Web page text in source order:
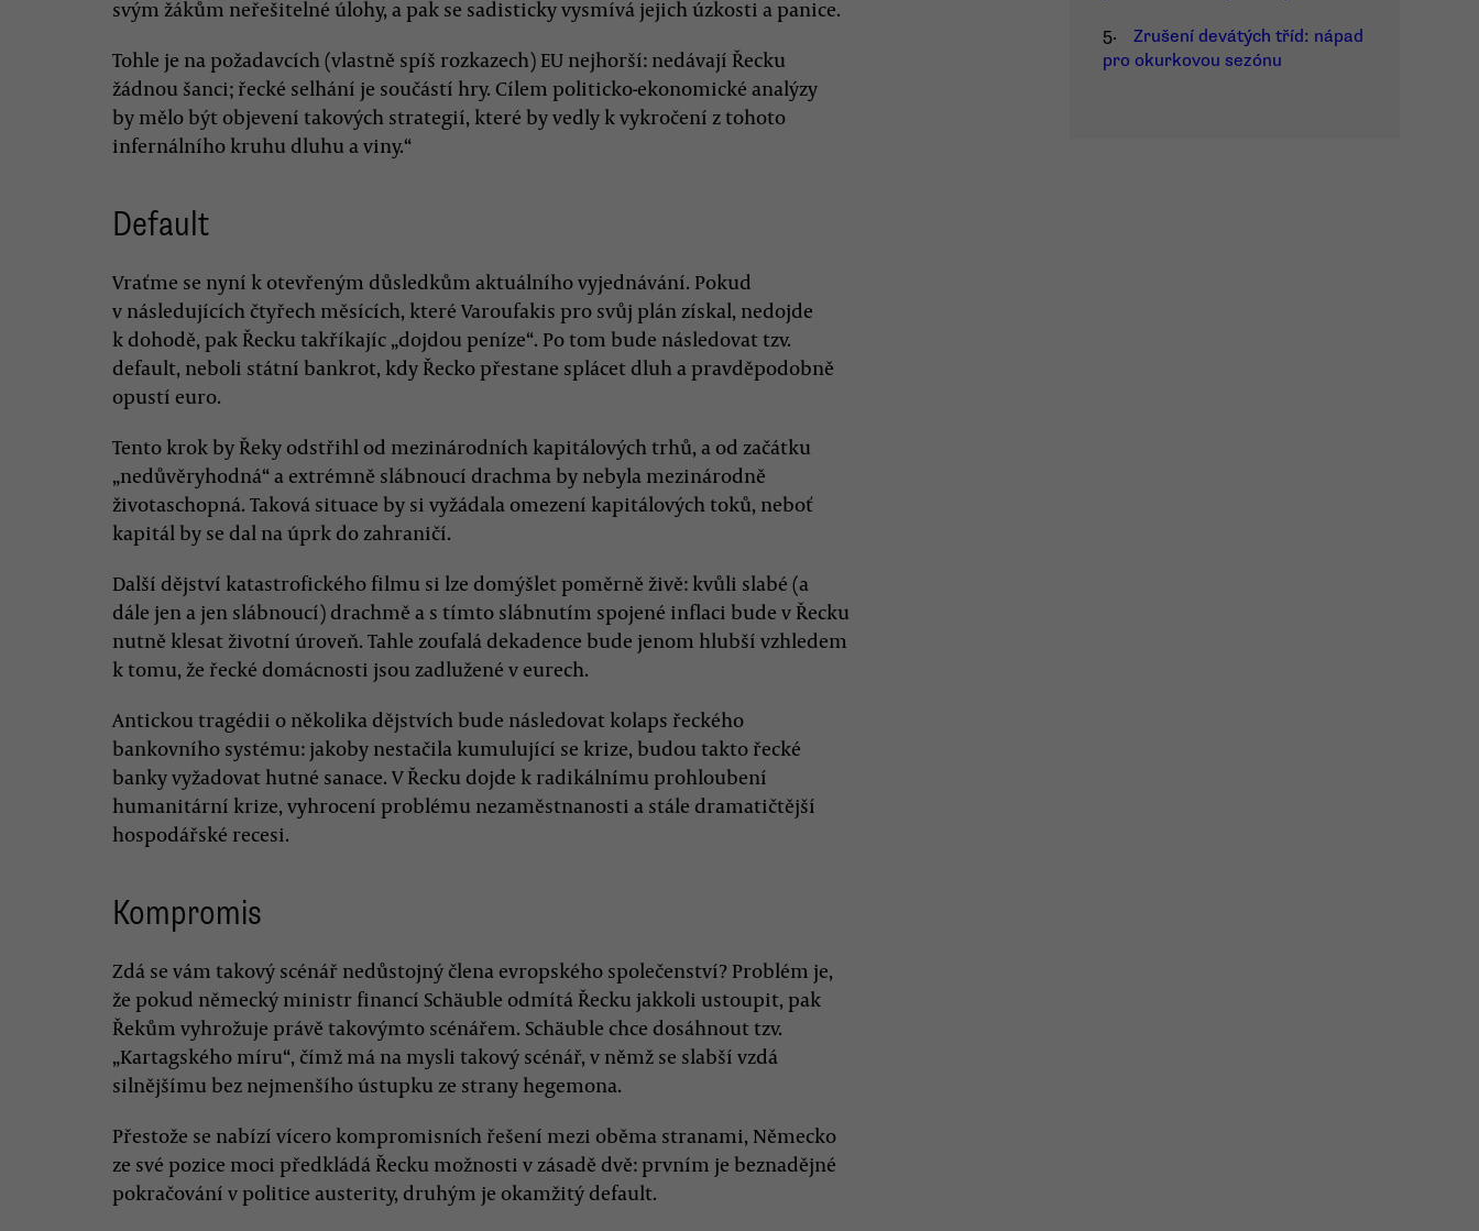
svým žákům neřešitelné úlohy, a pak se sadisticky vysmívá jejich úzkosti a panice.
Tohle je na požadavcích (vlastně spíš rozkazech) EU nejhorší: nedávají Řecku
žádnou šanci; řecké selhání je součástí hry. Cílem politicko-ekonomické analýzy
by mělo být objevení takových strategií, které by vedly k vykročení z tohoto
infernálního kruhu dluhu a viny.“
Default
Vraťme se nyní k otevřeným důsledkům aktuálního vyjednávání. Pokud
v následujících čtyřech měsících, které Varoufakis pro svůj plán získal, nedojde
k dohodě, pak Řecku takříkajíc „dojdou peníze“. Po tom bude následovat tzv.
default, neboli státní bankrot, kdy Řecko přestane splácet dluh a pravděpodobně
opustí euro.
Tento krok by Řeky odstřihl od mezinárodních kapitálových trhů, a od začátku
„nedůvěryhodná“ a extrémně slábnoucí drachma by nebyla mezinárodně
životaschopná. Taková situace by si vyžádala omezení kapitálových toků, neboť
kapitál by se dal na úprk do zahraničí.
Další dějství katastrofického filmu si lze domýšlet poměrně živě: kvůli slabé (a
dále jen a jen slábnoucí) drachmě a s tímto slábnutím spojené inflaci bude v Řecku
nutně klesat životní úroveň. Tahle zoufalá dekadence bude jenom hlubší vzhledem
k tomu, že řecké domácnosti jsou zadlužené v eurech.
Antickou tragédii o několika dějstvích bude následovat kolaps řeckého
bankovního systému: jakoby nestačila kumulující se krize, budou takto řecké
banky vyžadovat hutné sanace. V Řecku dojde k radikálnímu prohloubení
humanitární krize, vyhrocení problému nezaměstnanosti a stále dramatičtější
hospodářské recesi.
Kompromis
Zdá se vám takový scénář nedůstojný člena evropského společenství? Problém je,
že pokud německý ministr financí Schäuble odmítá Řecku jakkoli ustoupit, pak
Řekům vyhrožuje právě takovýmto scénářem. Schäuble chce dosáhnout tzv.
„Kartagského míru“, čímž má na mysli takový scénář, v němž se slabší vzdá
silnějšímu bez nejmenšího ústupku ze strany hegemona.
Přestože se nabízí vícero kompromisních řešení mezi oběma stranami, Německo
ze své pozice moci předkládá Řecku možnosti v zásadě dvě: prvním je beznadějné
pokračování v politice austerity, druhým je okamžitý default.
5.
Zrušení devátých tříd: nápad
pro okurkovou sezónu